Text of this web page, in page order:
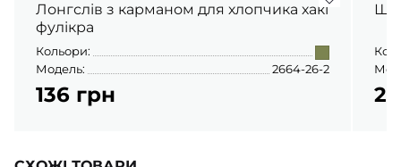
Лонгслів з карманом для хлопчика хакі
фулікра
Кольори:
Модель:
2664-26-2
136 грн